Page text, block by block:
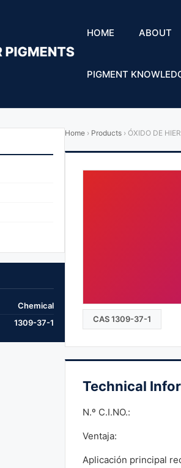
HOME ABOUT
PIGMENT
Chemical
1309-37-1
Home › Products › ÓXIDO DE
CAS 1309-37-1
Technical
N.º C.I.NO.:
Ventaja:
Aplicación principal